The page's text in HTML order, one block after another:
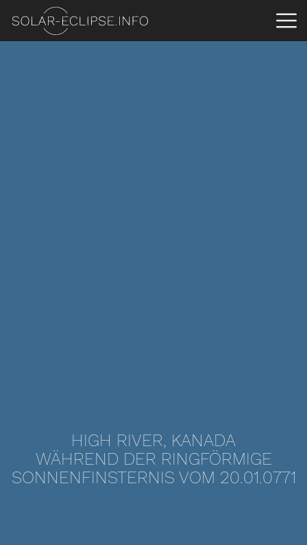
HIGH RIVER, KANADA
WÄHREND DER RINGFÖRMIGE
SONNENFINSTERNIS VOM 20.01.0771